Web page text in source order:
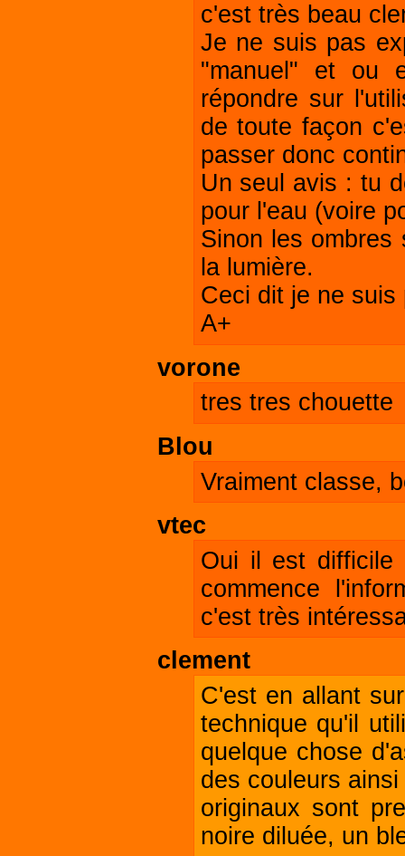
c'est très beau
Je ne suis pas
"manuel" et ou
répondre sur
de toute façon
passer donc
Un seul avis : tu
pour l'eau (voire
Sinon les
la lumière.
Ceci dit je ne suis
A+
vorone
tres tres chouette
Blou
Vraiment classe,
vtec
Oui il est
commence
c'est très
clement
C'est en allant
technique qu'il
quelque chose
des couleurs
originaux sont
noire diluée, un